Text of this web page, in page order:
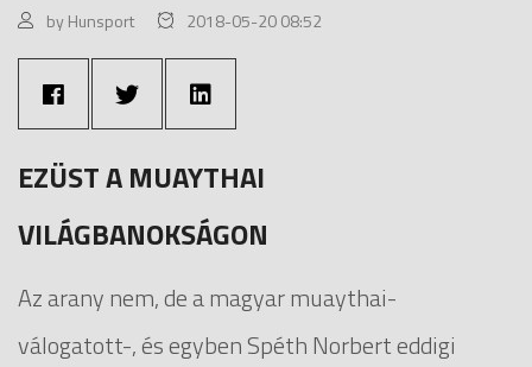
by Hunsport 2018-05-20 08:52
EZÜST A MUAYTHAI
VILÁGBANOKSÁGON
Az arany nem, de a magyar muaythai-
válogatott-, és egyben Spéth Norbert eddigi